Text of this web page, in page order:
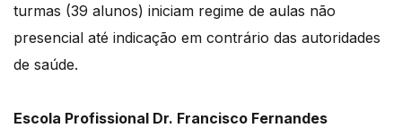
turmas (39 alunos) iniciam regime de aulas não
presencial até indicação em contrário das autoridades
de saúde.
Escola Profissional Dr. Francisco Fernandes